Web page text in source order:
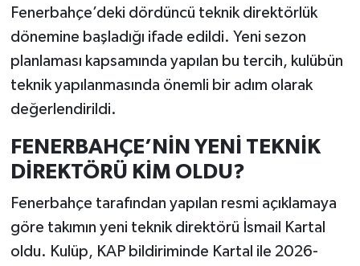
Fenerbahçe’deki dördüncü teknik direktörlük
dönemine başladığı ifade edildi. Yeni sezon
planlaması kapsamında yapılan bu tercih, kulübün
teknik yapılanmasında önemli bir adım olarak
değerlendirildi.
FENERBAHÇE’NİN YENİ TEKNİK
DİREKTÖRÜ KİM OLDU?
Fenerbahçe tarafından yapılan resmi açıklamaya
göre takımın yeni teknik direktörü İsmail Kartal
oldu. Kulüp, KAP bildiriminde Kartal ile 2026-